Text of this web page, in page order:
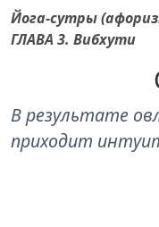
Йога-сутры
ГЛАВА 3. Вибхути
В результате
приходит